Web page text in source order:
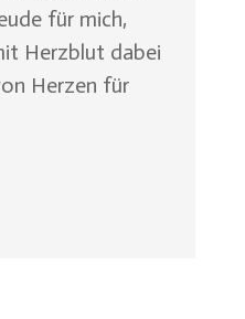
für mich,
Herzblut dabei
Herzen für